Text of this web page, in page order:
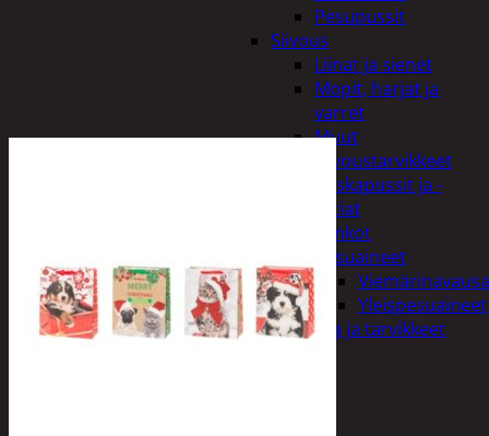
Pesupussit
Siivous
Liinat ja sienet
Mopit, harjat ja
varret
Muut
siivoustarvikkeet
Roskapussit ja -
astiat
Sankot
Pesuaineet
Yleispesuaineet
Eläintenruoka ja tarvikkeet